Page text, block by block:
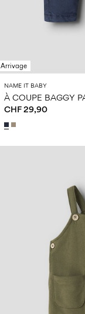
Arrivage
NAME IT BABY
À COUPE BAGGY
CHF 29,90